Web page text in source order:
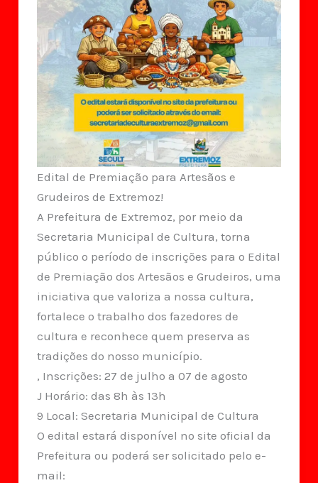
Edital de Premiação para Artesãos e
Grudeiros de Extremoz!
A Prefeitura de Extremoz, por meio da
Secretaria Municipal de Cultura, torna
público o período de inscrições para o Edital
de Premiação dos Artesãos e Grudeiros, uma
iniciativa que valoriza a nossa cultura,
fortalece o trabalho dos fazedores de
cultura e reconhece quem preserva as
tradições do nosso município.
, Inscrições: 27 de julho a 07 de agosto
J Horário: das 8h às 13h
9 Local: Secretaria Municipal de Cultura
O edital estará disponível no site oficial da
Prefeitura ou poderá ser solicitado pelo e-
mail: